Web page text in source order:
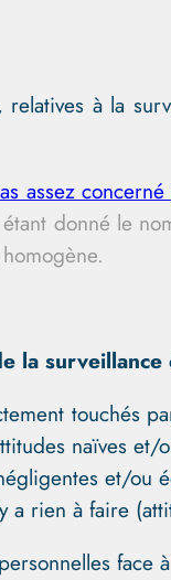
relatives à la
assez
donné le
la surveillance
touchés
naïves et/
et/ou
rien à faire
face